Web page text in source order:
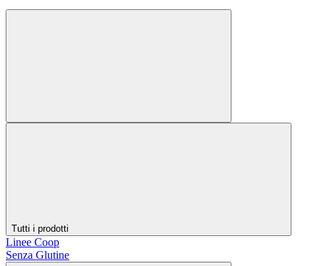
Tutti i prodotti
Linee Coop
Senza Glutine